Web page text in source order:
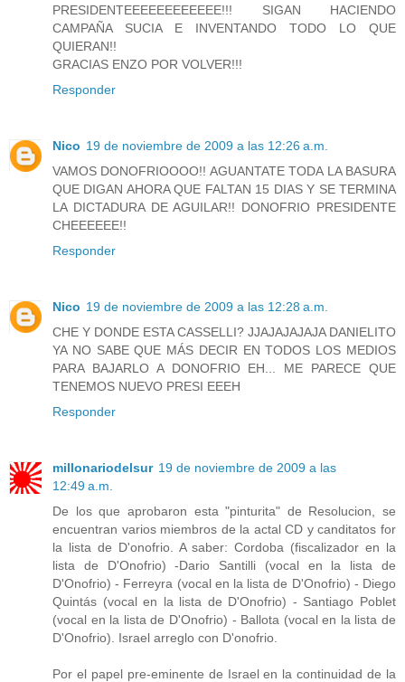
PRESIDENTEEEEEEEEEEEE!!! SIGAN HACIENDO
CAMPAÑA SUCIA E INVENTANDO TODO LO QUE
QUIERAN!!
GRACIAS ENZO POR VOLVER!!!
Responder
Nico 19 de noviembre de 2009 a las 12:26 a.m.
VAMOS DONOFRIOOOO!! AGUANTATE TODA LA BASURA
QUE DIGAN AHORA QUE FALTAN 15 DIAS Y SE TERMINA
LA DICTADURA DE AGUILAR!! DONOFRIO PRESIDENTE
CHEEEEEE!!
Responder
Nico 19 de noviembre de 2009 a las 12:28 a.m.
CHE Y DONDE ESTA CASSELLI? JJAJAJAJAJA DANIELITO
YA NO SABE QUE MÁS DECIR EN TODOS LOS MEDIOS
PARA BAJARLO A DONOFRIO EH... ME PARECE QUE
TENEMOS NUEVO PRESI EEEH
Responder
millonariodelsur 19 de noviembre de 2009 a las
12:49 a.m.
De los que aprobaron esta "pinturita" de Resolucion, se
encuentran varios miembros de la actal CD y canditatos for
la lista de D'onofrio. A saber: Cordoba (fiscalizador en la
lista de D'Onofrio) -Dario Santilli (vocal en la lista de
D'Onofrio) - Ferreyra (vocal en la lista de D'Onofrio) - Diego
Quintás (vocal en la lista de D'Onofrio) - Santiago Poblet
(vocal en la lista de D'Onofrio) - Ballota (vocal en la lista de
D'Onofrio). Israel arreglo con D'onofrio.
Por el papel pre-eminente de Israel en la continuidad de la